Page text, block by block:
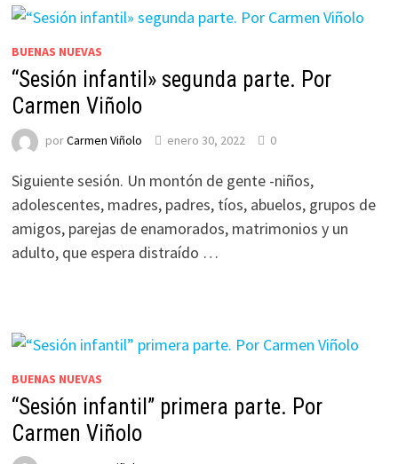
BUENAS NUEVAS
“Sesión infantil» segunda parte. Por
Carmen Viñolo
porCarmen Viñolo enero 30, 2022 0
Siguiente sesión. Un montón de gente -niños,
adolescentes, madres, padres, tíos, abuelos, grupos de
amigos, parejas de enamorados, matrimonios y un
adulto, que espera distraído …
BUENAS NUEVAS
“Sesión infantil” primera parte. Por
Carmen Viñolo